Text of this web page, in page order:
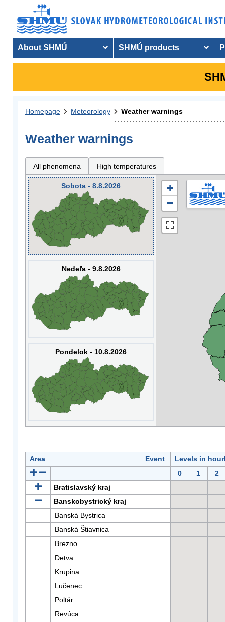
About SHMÚ SHMÚ products
Homepage Meteorology Weather warnings
Weather warnings
All phenomena High temperatures
Sobota - 8.8.2026
Nedeľa - 9.8.2026
Pondelok - 10.8.2026
+
−
Area Event
Levels in
0
1
2
Bratislavský kraj
Banskobystrický kraj
Banská Bystrica
Banská Štiavnica
Brezno
Detva
Krupina
Lučenec
Poltár
Revúca